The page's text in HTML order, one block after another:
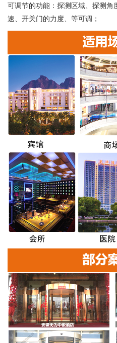
可调节的功能：探测区域、探测角
速、开关门的力度、等可调；